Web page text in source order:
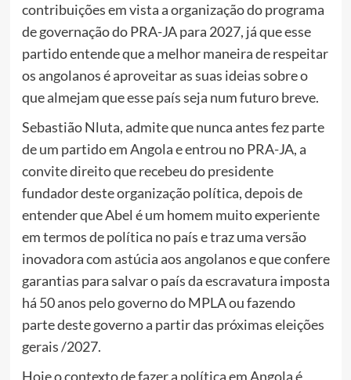
contribuições em vista a organização do programa
de governação do PRA-JA para 2027, já que esse
partido entende que a melhor maneira de respeitar
os angolanos é aproveitar as suas ideias sobre o
que almejam que esse país seja num futuro breve.
Sebastião Nluta, admite que nunca antes fez parte
de um partido em Angola e entrou no PRA-JA, a
convite direito que recebeu do presidente
fundador deste organização política, depois de
entender que Abel é um homem muito experiente
em termos de política no país e traz uma versão
inovadora com astúcia aos angolanos e que confere
garantias para salvar o país da escravatura imposta
há 50 anos pelo governo do MPLA ou fazendo
parte deste governo a partir das próximas eleições
gerais /2027.
Hoje o contexto de fazer a política em Angola é